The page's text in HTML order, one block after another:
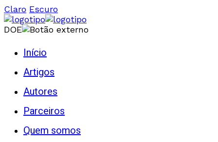
Claro Escuro
DOE
Início
Artigos
Autores
Parceiros
Quem somos